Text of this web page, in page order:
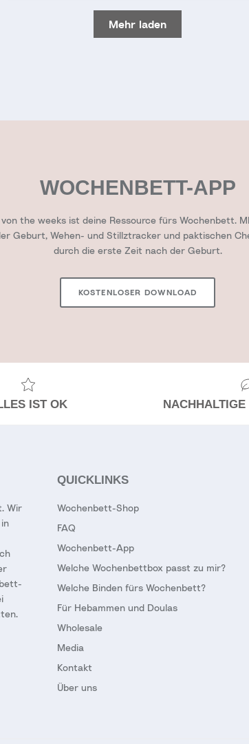
Mehr laden
WOCHENBETT-APP
the weeks ist deine Ressource fürs Wochenbett.
Geburt, Wehen- und Stillztracker und paktischen
durch die erste Zeit nach der Geburt.
KOSTENLOSER DOWNLOAD
IST OK
Wir
QUICKLINKS
Wochenbett-Shop
FAQ
Wochenbett-App
Welche Wochenbettbox passt zu mir?
Welche Binden fürs Wochenbett?
Für Hebammen und Doulas
Wholesale
Media
Kontakt
Über uns